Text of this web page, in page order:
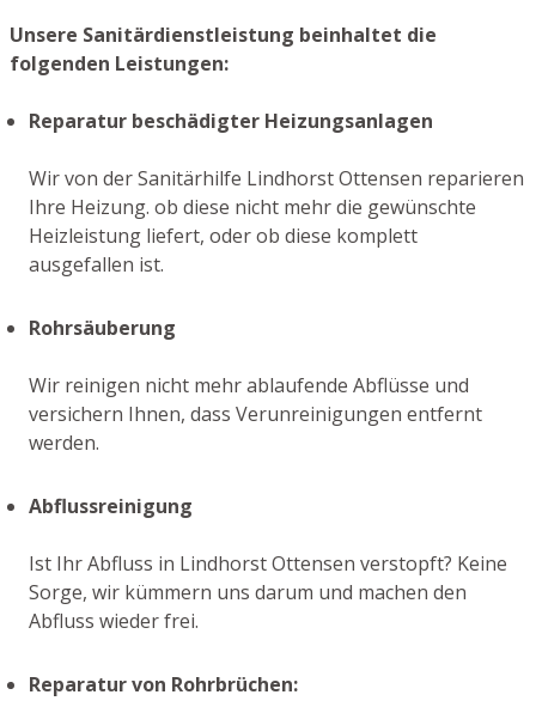
Unsere Sanitärdienstleistung beinhaltet die
folgenden Leistungen:
Reparatur beschädigter Heizungsanlagen
Wir von der Sanitärhilfe Lindhorst Ottensen reparieren
Ihre Heizung. ob diese nicht mehr die gewünschte
Heizleistung liefert, oder ob diese komplett
ausgefallen ist.
Rohrsäuberung
Wir reinigen nicht mehr ablaufende Abflüsse und
versichern Ihnen, dass Verunreinigungen entfernt
werden.
Abflussreinigung
Ist Ihr Abfluss in Lindhorst Ottensen verstopft? Keine
Sorge, wir kümmern uns darum und machen den
Abfluss wieder frei.
Reparatur von Rohrbrüchen: